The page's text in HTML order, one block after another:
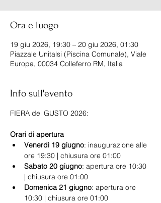
Ora e luogo
19 giu 2026, 19:30 – 20 giu 2026, 01:30
Piazzale Unitalsi (Piscina Comunale), Viale
Europa, 00034 Colleferro RM, Italia
Info sull'evento
FIERA del GUSTO 2026:
Orari di apertura
Venerdì 19 giugno: inaugurazione alle
ore 19:30 | chiusura ore 01:00
Sabato 20 giugno: apertura ore 10:30
| chiusura ore 01:00
Domenica 21 giugno: apertura ore
10:30 | chiusura ore 01:00